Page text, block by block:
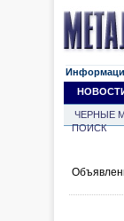
ЧЕРНЫЕ
ПОИСК